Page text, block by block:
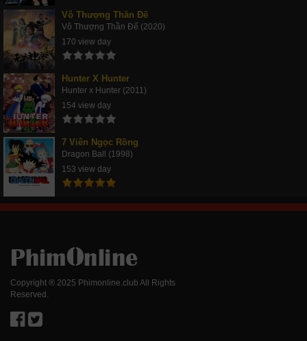
Vô Thượng Thần Đế
Vô Thượng Thần Đế (2020)
170 view day
Hunter X Hunter
Hunter x Hunter (2011)
154 view day
7 Viên Ngọc Rồng
Dragon Ball (1998)
153 view day
Copyright ® 2025 Phimonline.club All Rights
Reserved.